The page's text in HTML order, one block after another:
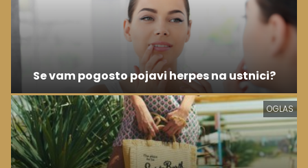
Se vam pogosto pojavi herpes na ustnici?
OGLAS